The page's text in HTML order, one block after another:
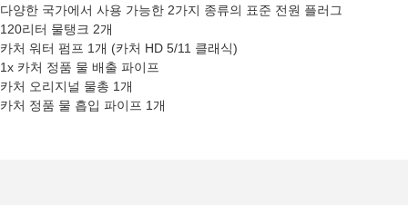
다양한 국가에서 사용 가능한 2가지 종류의 표준 전원 플러그
120리터 물탱크 2개
카처 워터 펌프 1개 (카처 HD 5/11 클래식)
1x 카처 정품 물 배출 파이프
카처 오리지널 물총 1개
카처 정품 물 흡입 파이프 1개